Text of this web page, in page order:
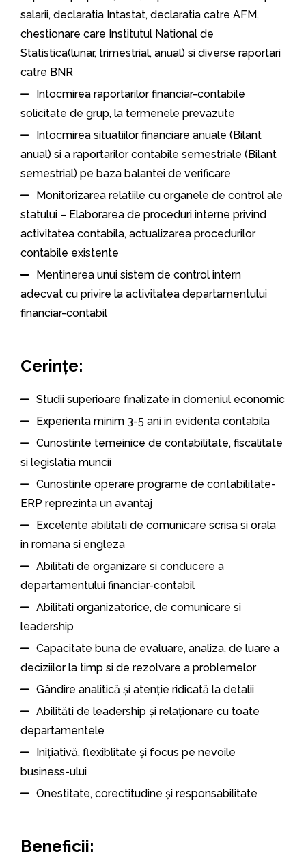
salarii, declaratia Intastat, declaratia catre AFM,
chestionare care Institutul National de
Statistica(lunar, trimestrial, anual) si diverse raportari
catre BNR
Intocmirea raportarilor financiar-contabile
solicitate de grup, la termenele prevazute
Intocmirea situatiilor financiare anuale (Bilant
anual) si a raportarilor contabile semestriale (Bilant
semestrial) pe baza balantei de verificare
Monitorizarea relatiile cu organele de control ale
statului – Elaborarea de proceduri interne privind
activitatea contabila, actualizarea procedurilor
contabile existente
Mentinerea unui sistem de control intern
adecvat cu privire la activitatea departamentului
financiar-contabil
Cerințe:
Studii superioare finalizate in domeniul economic
Experienta minim 3-5 ani in evidenta contabila
Cunostinte temeinice de contabilitate, fiscalitate
si legislatia muncii
Cunostinte operare programe de contabilitate-
ERP reprezinta un avantaj
Excelente abilitati de comunicare scrisa si orala
in romana si engleza
Abilitati de organizare si conducere a
departamentului financiar-contabil
Abilitati organizatorice, de comunicare si
leadership
Capacitate buna de evaluare, analiza, de luare a
deciziilor la timp si de rezolvare a problemelor
Gândire analitică și atenție ridicată la detalii
Abilități de leadership și relaționare cu toate
departamentele
Inițiativă, flexiblitate și focus pe nevoile
business-ului
Onestitate, corectitudine și responsabilitate
Beneficii: